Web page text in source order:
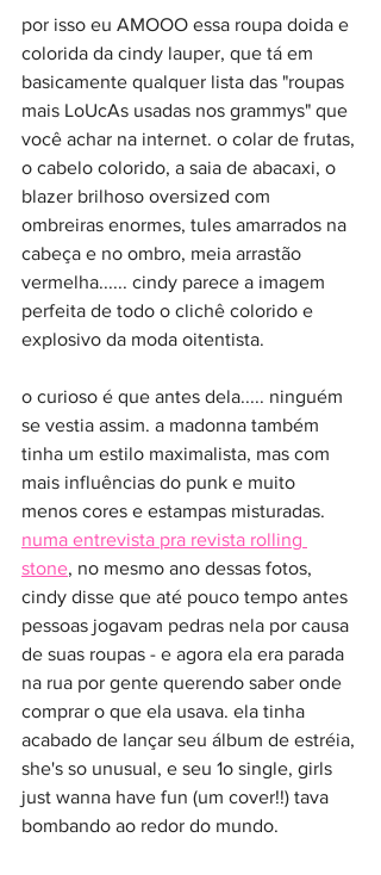
por isso eu AMOOO essa roupa doida e
colorida da cindy lauper, que tá em
basicamente qualquer lista das "roupas
mais LoUcAs usadas nos grammys" que
você achar na internet. o colar de frutas,
o cabelo colorido, a saia de abacaxi, o
blazer brilhoso oversized com
ombreiras enormes, tules amarrados na
cabeça e no ombro, meia arrastão
vermelha...... cindy parece a imagem
perfeita de todo o clichê colorido e
explosivo da moda oitentista.
o curioso é que antes dela..... ninguém
se vestia assim. a madonna também
tinha um estilo maximalista, mas com
mais influências do punk e muito
menos cores e estampas misturadas.
numa entrevista pra revista rolling
stone, no mesmo ano dessas fotos,
cindy disse que até pouco tempo antes
pessoas jogavam pedras nela por causa
de suas roupas - e agora ela era parada
na rua por gente querendo saber onde
comprar o que ela usava. ela tinha
acabado de lançar seu álbum de estréia,
she's so unusual, e seu 1o single, girls
just wanna have fun (um cover!!) tava
bombando ao redor do mundo.